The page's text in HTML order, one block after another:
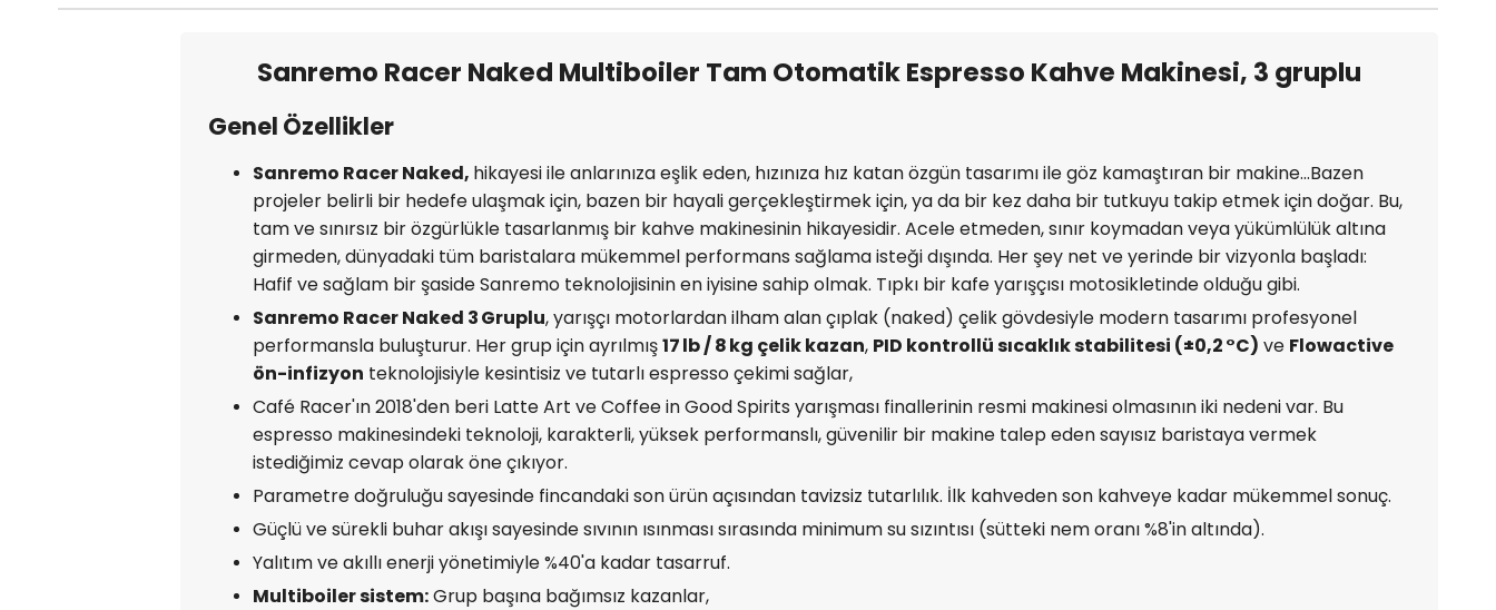
Sanremo Racer Naked Multiboiler Tam Otomatik Espresso Kahve Makinesi, 3 gruplu
Genel Özellikler
Sanremo Racer Naked, hikayesi ile anlarınıza eşlik eden, hızınıza hız katan özgün tasarımı ile göz kamaştıran bir makine...Bazen
projeler belirli bir hedefe ulaşmak için, bazen bir hayali gerçekleştirmek için, ya da bir kez daha bir tutkuyu takip etmek için doğar. Bu,
tam ve sınırsız bir özgürlükle tasarlanmış bir kahve makinesinin hikayesidir. Acele etmeden, sınır koymadan veya yükümlülük altına
girmeden, dünyadaki tüm baristalara mükemmel performans sağlama isteği dışında. Her şey net ve yerinde bir vizyonla başladı:
Hafif ve sağlam bir şaside Sanremo teknolojisinin en iyisine sahip olmak. Tıpkı bir kafe yarışçısı motosikletinde olduğu gibi.
Sanremo Racer Naked 3 Gruplu, yarışçı motorlardan ilham alan çıplak (naked) çelik gövdesiyle modern tasarımı profesyonel
performansla buluşturur. Her grup için ayrılmış17 lb / 8 kg çelik kazan, PID kontrollü sıcaklık stabilitesi (±0,2 °C) ve Flowactive
ön-infizyon teknolojisiyle kesintisiz ve tutarlı espresso çekimi sağlar,
Café Racer'ın 2018'den beri Latte Art ve Coffee in Good Spirits yarışması finallerinin resmi makinesi olmasının iki nedeni var. Bu
espresso makinesindeki teknoloji, karakterli, yüksek performanslı, güvenilir bir makine talep eden sayısız baristaya vermek
istediğimiz cevap olarak öne çıkıyor.
Parametre doğruluğu sayesinde fincandaki son ürün açısından tavizsiz tutarlılık. İlk kahveden son kahveye kadar mükemmel sonuç.
Güçlü ve sürekli buhar akışı sayesinde sıvının ısınması sırasında minimum su sızıntısı (sütteki nem oranı %8'in altında).
Yalıtım ve akıllı enerji yönetimiyle %40'a kadar tasarruf.
Multiboiler sistem:Grup başına bağımsız kazanlar,